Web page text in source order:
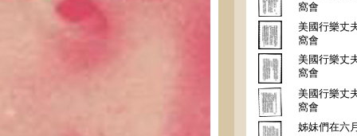
窩會
美國行樂丈
窩會
美國行樂丈
窩會
美國行樂丈
窩會
姊妹們在六